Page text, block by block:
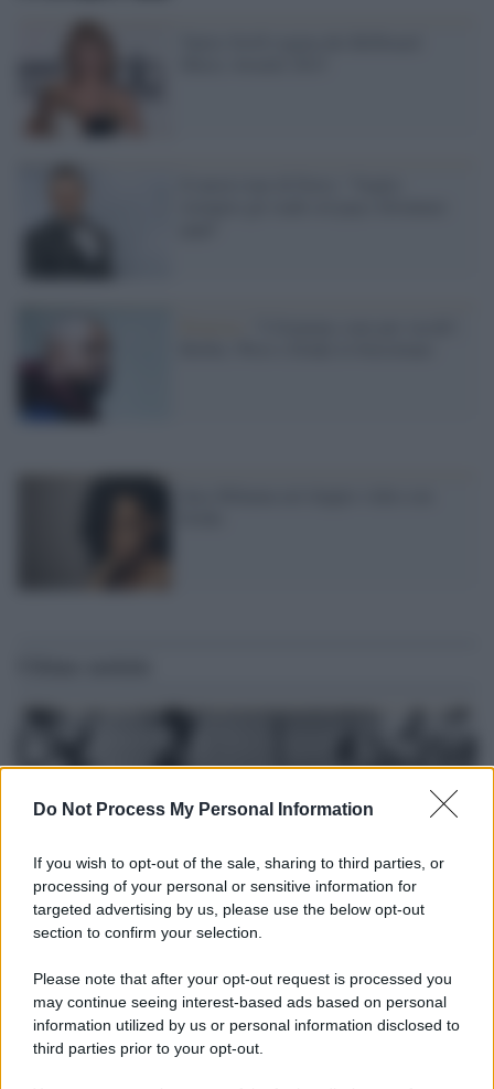
Do Not Process My Personal Information
If you wish to opt-out of the sale, sharing to third parties, or
processing of your personal or sensitive information for
targeted advertising by us, please use the below opt-out
section to confirm your selection.
Please note that after your opt-out request is processed you
may continue seeing interest-based ads based on personal
information utilized by us or personal information disclosed to
third parties prior to your opt-out.
Il lutto /Addio a Livio Berruti, leggenda dello sprint
italiano
L’oro olimpico nei 200 metri a Roma 1960 aveva 87 anni. È morto